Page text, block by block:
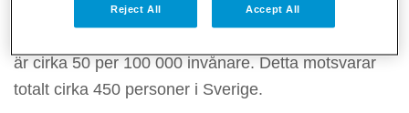
personer per miljon invånare i hela Sverige,
är cirka 50 per 100 000 invånare. Detta motsvarar
totalt cirka 450 personer i Sverige.
Reject All Accept All